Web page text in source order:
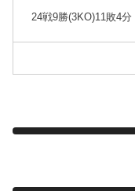
24戦9勝(3KO)11敗4分